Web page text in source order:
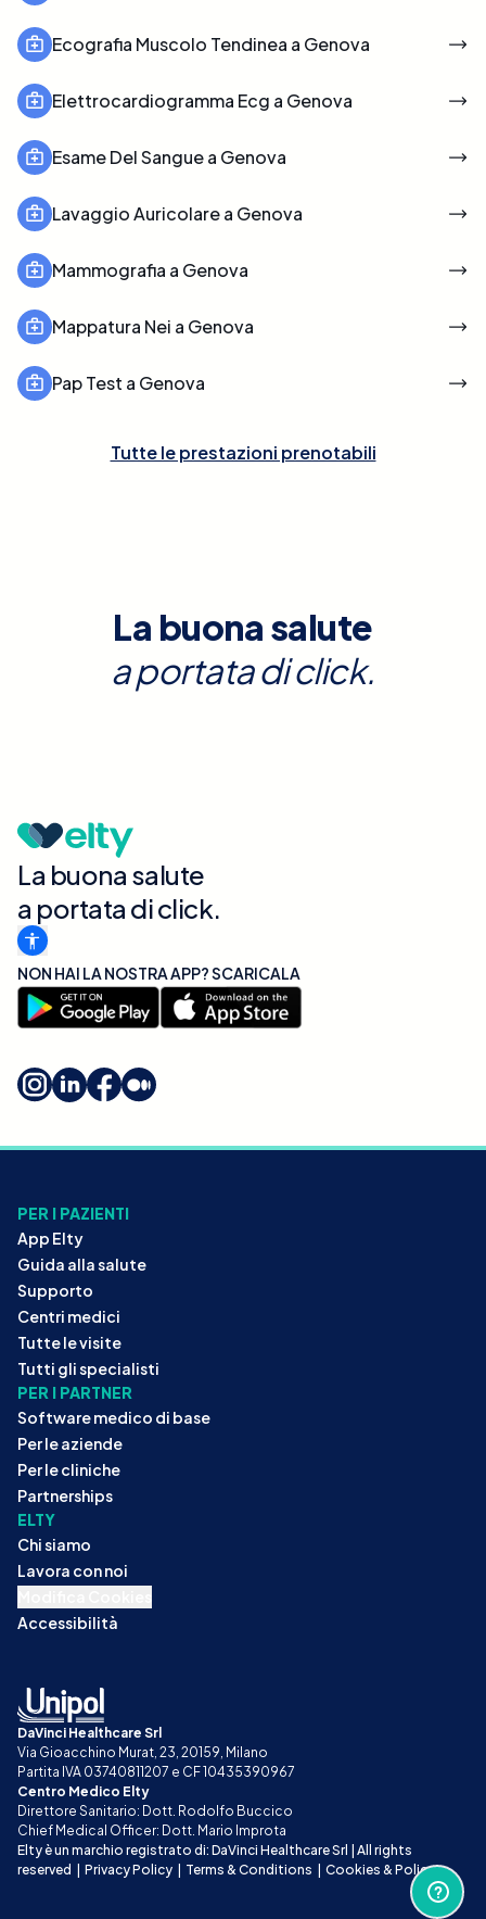
Ecografia Muscolo Tendinea a Genova
Elettrocardiogramma Ecg a Genova
Esame Del Sangue a Genova
Lavaggio Auricolare a Genova
Mammografia a Genova
Mappatura Nei a Genova
Pap Test a Genova
Tutte le prestazioni prenotabili
La buona salute
a portata di click.
La buona salute
a portata di click.
NON HAI LA NOSTRA APP? SCARICALA
PER I PAZIENTI
App Elty
Guida alla salute
Supporto
Centri medici
Tutte le visite
Tutti gli specialisti
PER I PARTNER
Software medico di base
Per le aziende
Per le cliniche
Partnerships
ELTY
Chi siamo
Lavora con noi
Accessibilità
DaVinci Healthcare Srl
Via Gioacchino Murat, 23, 20159, Milano
Partita IVA 03740811207 e CF 10435390967
Centro Medico Elty
Direttore Sanitario: Dott. Rodolfo Buccico
Chief Medical Officer: Dott. Mario Improta
Elty è un marchio registrato di: DaVinci Healthcare Srl | All rights
reserved | Privacy Policy | Terms & Conditions | Cookies & Policy